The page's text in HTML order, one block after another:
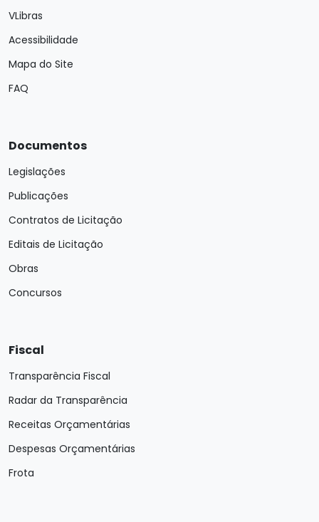
VLibras
Acessibilidade
Mapa do Site
FAQ
Documentos
Legislações
Publicações
Contratos de Licitação
Editais de Licitação
Obras
Concursos
Fiscal
Transparência Fiscal
Radar da Transparência
Receitas Orçamentárias
Despesas Orçamentárias
Frota